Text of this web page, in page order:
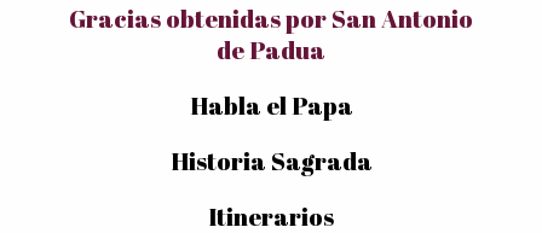
Gracias obtenidas por San Antonio
de Padua
Habla el Papa
Historia Sagrada
Itinerarios